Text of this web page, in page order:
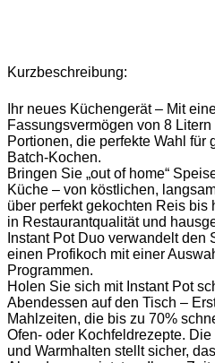
Kurzbeschreibung:
Ihr neues Küchengerät – Mit
Fassungsvermögen von 8
Portionen, die perfekte Wahl für
Batch-Kochen.
Bringen Sie „out of home“
Küche – von köstlichen,
über perfekt gekochten Reis bis
in Restaurantqualität und
Instant Pot Duo verwandelt den
einen Profikoch mit einer
Programmen.
Holen Sie sich mit Instant Pot
Abendessen auf den Tisch –
Mahlzeiten, die bis zu 70%
Ofen- oder Kochfeldrezepte.
und Warmhalten stellt sicher,